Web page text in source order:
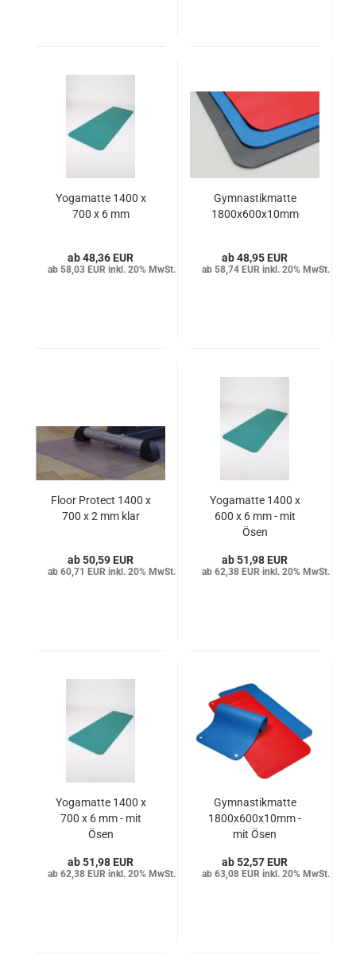
Yogamatte 1400 x
700 x 6 mm
48,36 EUR
58,03 EUR inkl. 20% MwSt.
Gymnastikmatte
1800x600x10mm
48,95 EUR
58,74 EUR inkl. 20% MwSt.
Floor Protect 1400 x
700 x 2 mm klar
50,59 EUR
60,71 EUR inkl. 20% MwSt.
Yogamatte 1400 x
600 x 6 mm - mit
Ösen
51,98 EUR
62,38 EUR inkl. 20% MwSt.
Yogamatte 1400 x
700 x 6 mm - mit
Ösen
51,98 EUR
62,38 EUR inkl. 20% MwSt.
Gymnastikmatte
1800x600x10mm -
mit Ösen
52,57 EUR
63,08 EUR inkl. 20% MwSt.